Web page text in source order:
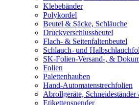
Klebebänder
Polykordel
Beutel & Säcke, Schläuche
Druckverschlussbeutel
Flach- & Seitenfaltenbeutel
Schlauch- und
SK-Folien-Versand-, &
Folien
Palettenhauben
Hand-Automatenstrechfolien
Abrollgeräte, Schneideständer
Etikettenspender